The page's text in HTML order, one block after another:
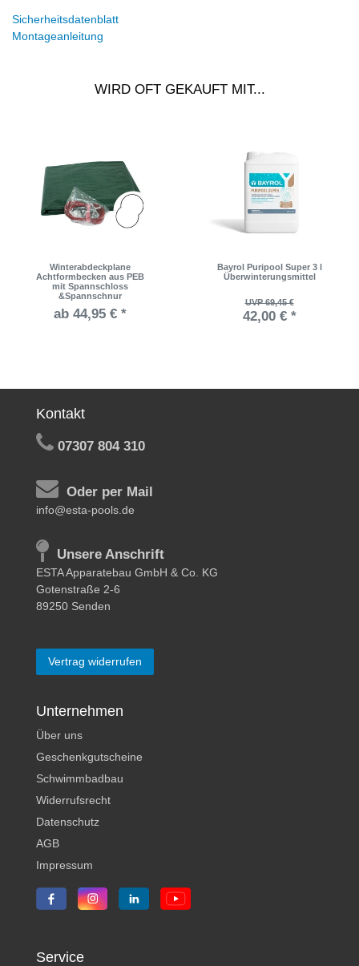
Sicherheitsdatenblatt
Montageanleitung
WIRD OFT GEKAUFT MIT...
Winterabdeckplane
Achtformbecken aus PEB
mit Spannschloss
&Spannschnur
ab 44,95 € *
Bayrol Puripool Super 3 l
Überwinterungsmittel
UVP 69,45 €
42,00 € *
Kontakt
07307 804 310
Oder per Mail
info@esta-pools.de
Unsere Anschrift
ESTA Apparatebau GmbH & Co. KG
Gotenstraße 2-6
89250 Senden
Vertrag widerrufen
Unternehmen
Über uns
Geschenkgutscheine
Schwimmbadbau
Widerrufsrecht
Datenschutz
AGB
Impressum
Service